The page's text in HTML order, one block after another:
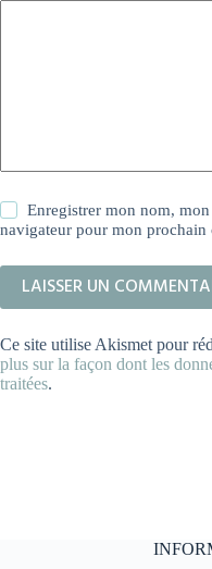
Enregistrer mon nom,
navigateur pour mon prochain
LAISSER UN
Ce site utilise Akismet pour
plus sur la façon dont les
traitées.